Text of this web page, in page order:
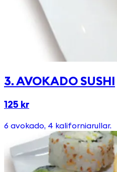
3. AVOKADO SUSHI
125 kr
6 avokado, 4 kaliforniarullar.